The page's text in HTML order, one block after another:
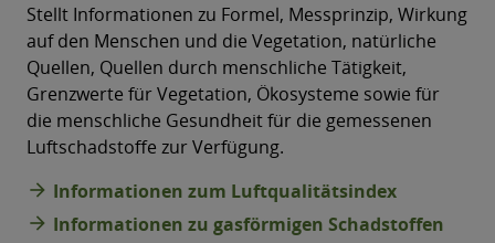
Stellt Informationen zu Formel, Messprinzip, Wirkung
auf den Menschen und die Vegetation, natürliche
Quellen, Quellen durch menschliche Tätigkeit,
Grenzwerte für Vegetation, Ökosysteme sowie für
die menschliche Gesundheit für die gemessenen
Luftschadstoffe zur Verfügung.
arrow_forward Informationen zum Luftqualitätsindex
arrow_forward Informationen zu gasförmigen Schadstoffen